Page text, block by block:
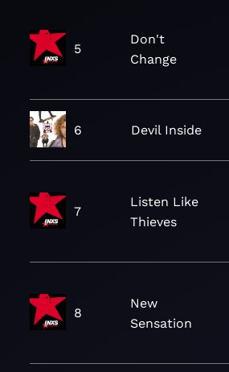
5
Don't
Change
6 Devil Inside
7
Listen Like
Thieves
8
New
Sensation